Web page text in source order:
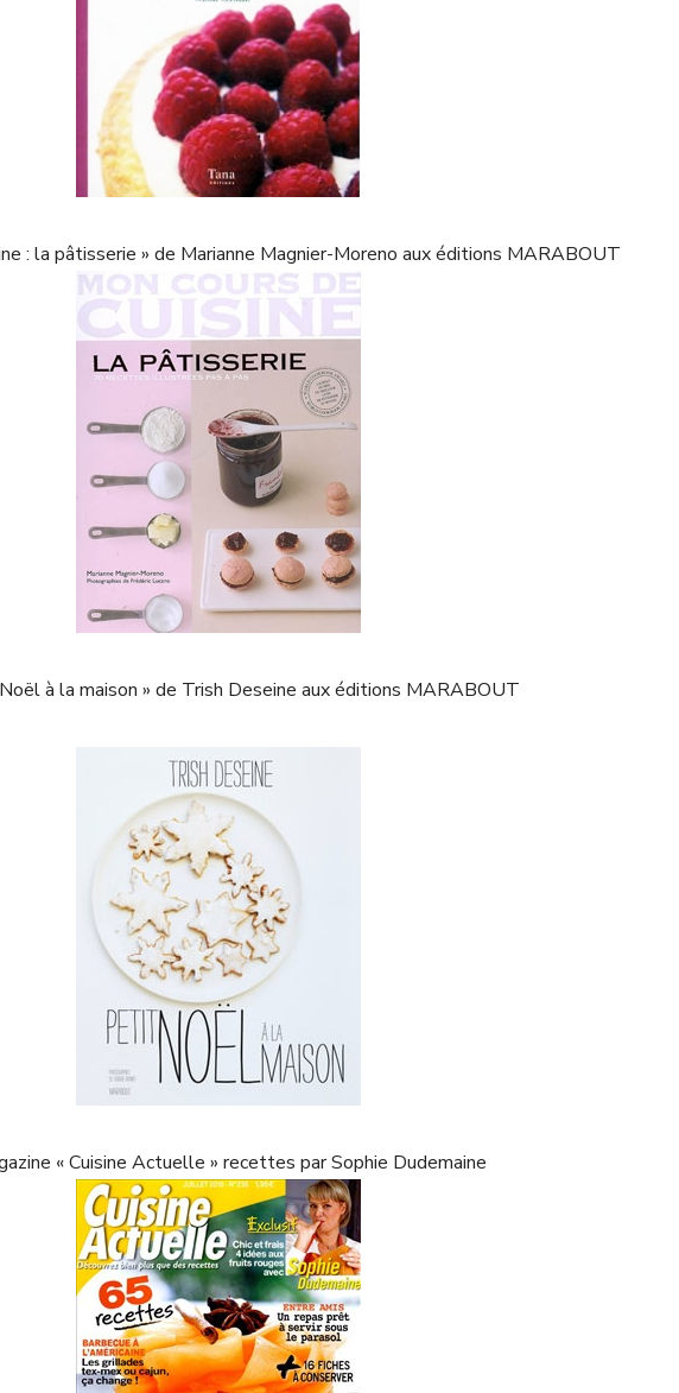
: la pâtisserie » de Marianne Magnier-Moreno aux éditions MARABOUT
à la maison » de Trish Deseine aux éditions MARABOUT
« Cuisine Actuelle » recettes par Sophie Dudemaine